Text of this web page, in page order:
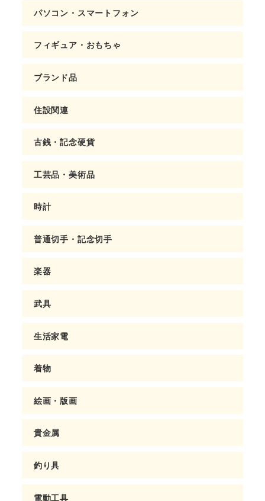
パソコン・スマートフォン
フィギュア・おもちゃ
ブランド品
住設関連
古銭・記念硬貨
工芸品・美術品
時計
普通切手・記念切手
楽器
武具
生活家電
着物
絵画・版画
貴金属
釣り具
電動工具